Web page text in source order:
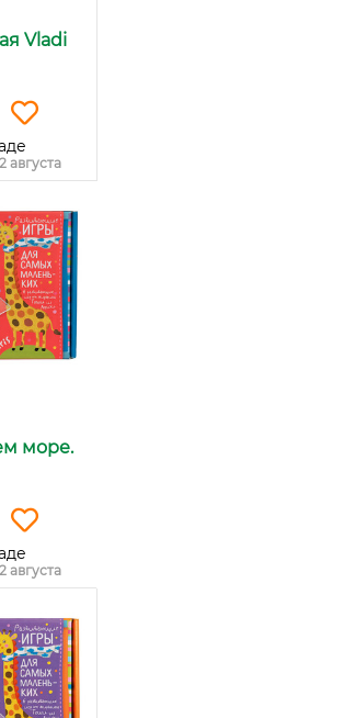
Vladi
августа
море.
августа